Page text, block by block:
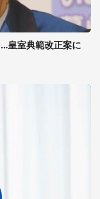
皇室典範改正案に